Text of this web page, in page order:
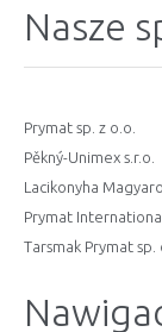
Nasze
Prymat sp. z o.o.
Pěkný-Unimex s.r.o.
Lacikonyha
Prymat
Tarsmak Prymat sp.